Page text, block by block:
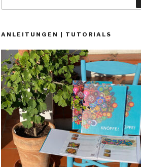
ANLEITUNGEN | TUTORIALS